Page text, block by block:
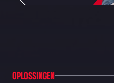
OPLOSSINGEN